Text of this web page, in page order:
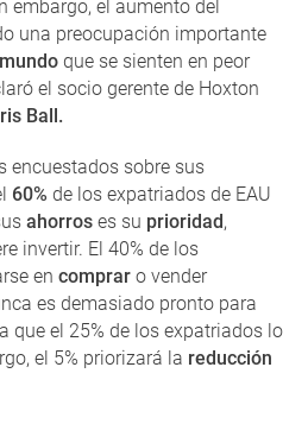
embargo, el aumento del
una preocupación importante
mundo que se sienten en peor
el socio gerente de Hoxton
Ball.
encuestados sobre sus
60% de los expatriados de EAU
ahorros es su prioridad,
invertir. El 40% de los
en comprar o vender
es demasiado pronto para
que el 25% de los expatriados lo
el 5% priorizará la reducción